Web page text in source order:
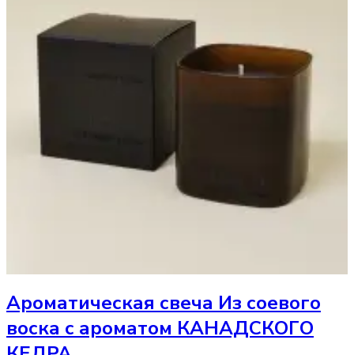
Ароматическая свеча Из соевого
воска с ароматом КАНАДСКОГО